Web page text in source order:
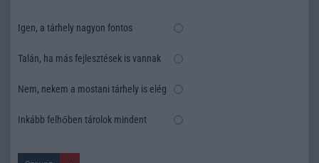
Igen, a tárhely nagyon fontos
Talán, ha más fejlesztések is vannak
Nem, nekem a mostani tárhely is elég
Inkább felhőben tárolok mindent